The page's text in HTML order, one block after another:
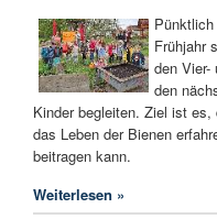
Frühjahr
den Vier-
den
Kinder begleiten. Ziel ist
das Leben der Bienen
beitragen kann.
Weiterlesen »